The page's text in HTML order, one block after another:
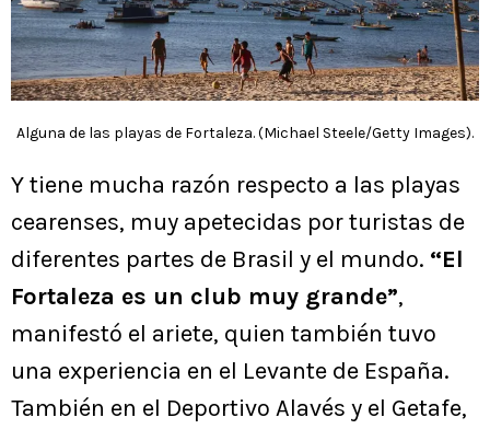
Alguna de las playas de Fortaleza. (Michael Steele/Getty Images).
Y tiene mucha razón respecto a las playas
cearenses, muy apetecidas por turistas de
diferentes partes de Brasil y el mundo. “El
Fortaleza es un club muy grande”,
manifestó el ariete, quien también tuvo
una experiencia en el Levante de España.
También en el Deportivo Alavés y el Getafe,